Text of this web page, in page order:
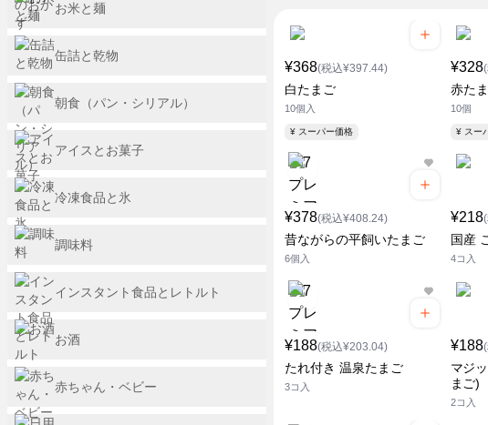
¥368(税込¥397.44)
白たまご
10個入
¥ スーパー価格
¥328
赤た
10個
¥ ス
¥378(税込¥408.24)
昔ながらの平飼いたまご
6個入
¥218
国産
4コ入
¥188(税込¥203.04)
たれ付き 温泉たまご
3コ入
¥188
マジ
まご)
2コ入
お米と麺
缶詰と乾物
朝食（パン・シリアル）
アイスとお菓子
冷凍食品と氷
調味料
インスタント食品とレトルト
お酒
赤ちゃん・ベビー